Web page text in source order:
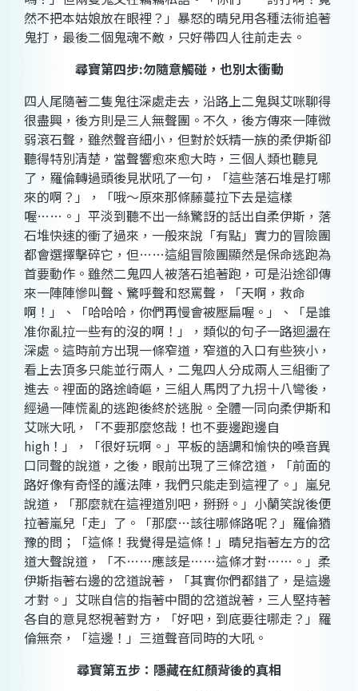
然不把本姑娘放在眼裡？」暴怒的晴兒用各種法術追著
鬼打，最後二個鬼魂不敵，只好帶四人往前走去。
尋寶第四步:勿隨意觸碰，也別太衝動
四人尾隨著二隻鬼往深處走去，沿路上二鬼與艾咪聊得
很盡興，後方則是三人無聲團。不久，後方傳來一陣微
弱滾石聲，雖然聲音細小，但對於妖精一族的柔伊斯卻
聽得特別清楚，當聲響愈來愈大時，三個人類也聽見
了，羅倫轉過頭後見狀吼了一句，「這些落石堆是打哪
來的啊？」，「哦～原來那條藤蔓拉下去是這樣
喔……。」平淡到聽不出一絲驚訝的話出自柔伊斯，落
石堆快速的衝了過來，一般來說「有點」實力的冒險團
都會選擇擊碎它，但……這組冒險團顯然是保命逃跑為
首要動作。雖然二鬼四人被落石追著跑，可是沿途卻傳
來一陣陣慘叫聲、驚呼聲和怒罵聲，「天啊，救命
啊！」、「哈哈哈，你們再慢會被壓扁喔。」、「是誰
准你亂拉一些有的沒的啊！」，類似的句子一路迴盪在
深處。這時前方出現一條窄道，窄道的入口有些狹小，
看上去頂多只能並行兩人，二鬼四人分成兩人三組衝了
進去。裡面的路途崎嶇，三組人馬閃了九拐十八彎後，
經過一陣慌亂的逃跑後終於逃脫。全體一同向柔伊斯和
艾咪大吼，「不要那麼悠哉！也不要邊跑邊自
high ！」，「很好玩啊。」平板的語調和愉快的嗓音異
口同聲的說道，之後，眼前出現了三條岔道，「前面的
路好像有奇怪的護法陣，我們只能走到這裡了。」嵐兒
說道，「那麼就在這裡道別吧，掰掰。」小蘭笑說後便
拉著嵐兒「走」了。「那麼…該往哪條路呢？」羅倫猶
豫的問；「這條！我覺得是這條！」晴兒指著左方的岔
道大聲說道，「不……應該是……這條才對……。」柔
伊斯指著右邊的岔道說著，「其實你們都錯了，是這邊
才對。」艾咪自信的指著中間的岔道說著，三人堅持著
各自的意見怒視著對方，「好吧，到底要往哪走？」羅
倫無奈，「這邊！」三道聲音同時的大吼。
尋寶第五步：隱藏在紅顏背後的真相